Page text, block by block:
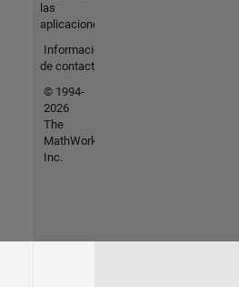
las
aplicaciones
Información
de contacto
© 1994-
2026
The
MathWorks,
Inc.